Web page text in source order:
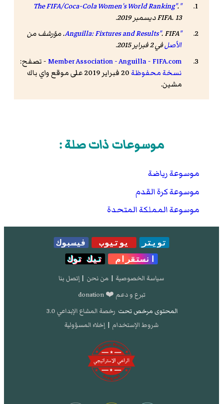
"The FIFA/Coca-Cola Women's World Ranking"
.
FIFA. 13 ديسمبر 2019
.
"Anguilla: Fixtures and Results". FIFA. مؤرشف من
الأصلفي 2 فبراير 2015
.
Member Association - Anguilla - FIFA.com - تصفح:
نسخة محفوظة
20 فبراير 2019 على موقع واي باك
مشين.
موسوعات ذات صلة :
موسوعة رياضة
موسوعة كرة القدم
موسوعة المملكة المتحدة
تويتر يوتيوب
فيسبوك
انستقرام
تيك توك
سياسة الخصوصية | من نحن | إتصل بنا
تبرع و دعم ❤️ donation
المحتوى مرخص تحت رخصة المشاع الإبداعي 3.0
شروط الإستخدام | إخلاء المسؤولية